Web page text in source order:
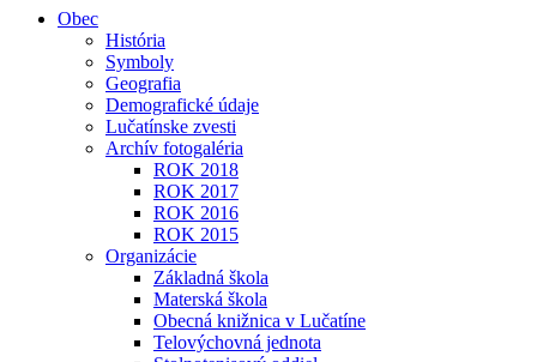
Obec
História
Symboly
Geografia
Demografické údaje
Lučatínske zvesti
Archív fotogaléria
ROK 2018
ROK 2017
ROK 2016
ROK 2015
Organizácie
Základná škola
Materská škola
Obecná knižnica v Lučatíne
Telovýchovná jednota